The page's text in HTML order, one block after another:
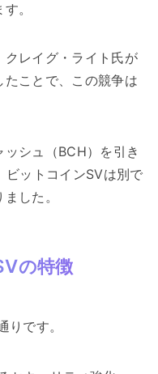
。
レイグ・ライト氏が
ことで、この競争は
シュ（BCH）を引き
ビットコインSVは別で
した。
の特徴
りです。